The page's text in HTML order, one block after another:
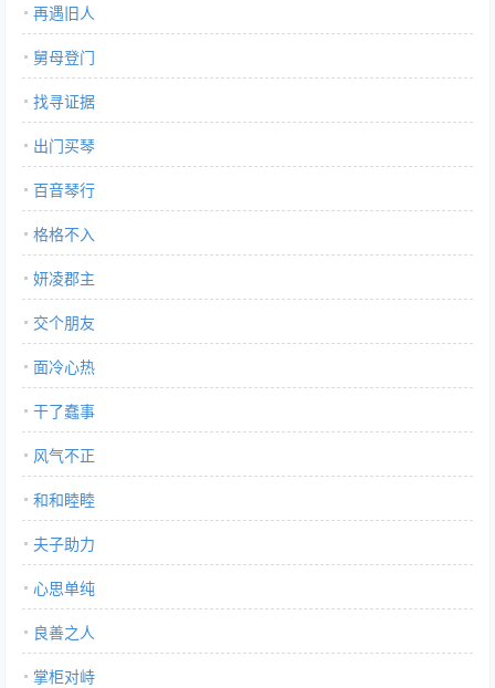
再遇旧人
舅母登门
找寻证据
出门买琴
百音琴行
格格不入
妍凌郡主
交个朋友
面冷心热
干了蠢事
风气不正
和和睦睦
夫子助力
心思单纯
良善之人
掌柜对峙